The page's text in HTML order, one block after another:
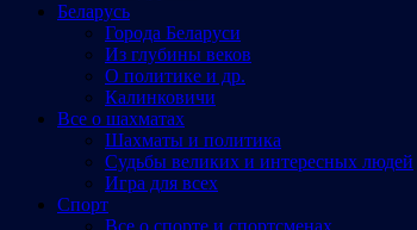
Беларусь
Города Беларуси
Из глубины веков
О политике и др.
Калинковичи
Все о шахматах
Шахматы и политика
Судьбы великих и интересных людей
Игра для всех
Спорт
Все о спорте и спортсменах